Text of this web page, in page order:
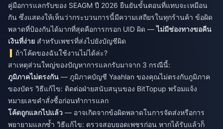
คู่มือการแลกรับของ SEAGM ปี 2026 ยืนยันขั้นตอนที่แทบจะเหมือน
กัน ซึ่งแสดงให้เห็นว่ากระบวนการนี้มีความเสถียรในทุกร้านค้า ข้อผิด
พลาดที่ป้องกันได้มากที่สุดคือการกรอก UID ผิด —ไม่มีช่องทางขอคืน
เงินที่ง่าย สำหรับเพชรที่ส่งไปยังบัญชีผิด
ถ้าโค้ดของฉันใช้งานไม่ได้ล่ะ?
สาเหตุส่วนใหญ่ของปัญหาการแลกรับมาจาก 3 กรณีนี้:
ภูมิภาคไม่ตรงกัน — ภูมิภาคบัญชี Yaahlan ของคุณไม่ตรงกับภูมิภาค
ของบัตร วิธีแก้ไข: ติดต่อฝ่ายสนับสนุนของ BitTopup พร้อมแจ้ง
หมายเลขคำสั่งซื้อก่อนทำการแลก
โค้ดถูกแลกไปแล้ว — อาจเกิดจากข้อผิดพลาดในการจัดส่งหรือการ
พยายามแลกซ้ำ วิธีแก้ไข: ตรวจสอบยอดเพชรก่อน หากได้รับแล้วก็